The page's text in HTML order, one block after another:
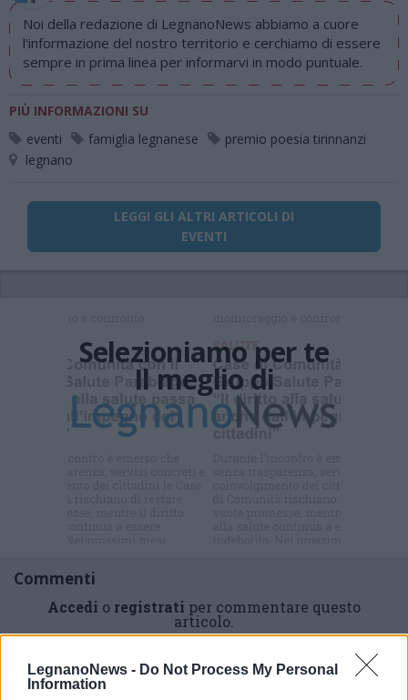
LegnanoNews - Do Not Process My Personal
Information
Noi della redazione di LegnanoNews abbiamo a cuore
l'informazione del nostro territorio e cerchiamo di essere
sempre in prima linea per informarvi in modo puntuale.
PIÙ INFORMAZIONI SU
eventi
famiglia legnanese
premio poesia tirinnanzi
legnano
LEGGI GLI ALTRI ARTICOLI DI
EVENTI
Selezioniamo per te
Il meglio di
Commenti
Accedi o registrati per commentare questo
articolo.
commento esprime il pensiero dell'autore e non rappresenta la linea editoriale
di VareseNews.it, che rimane autonoma e indipendente. I messaggi inclusi nei
commenti non sono testi giornalistici, ma post inviati dai singoli lettori che
possono essere automaticamente pubblicati senza filtro preventivo. I commenti